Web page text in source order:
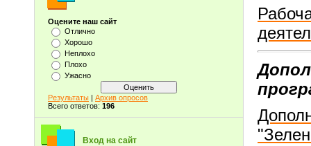
Оцените наш сайт
Отлично
Хорошо
Неплохо
Плохо
Ужасно
Результаты | Архив опросов
Всего ответов: 196
Вход на сайт